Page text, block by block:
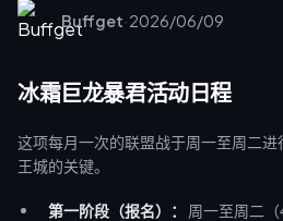
(https://buffget.com/goods/
利用地区定价优势节省 20-35% 的费
“至高暴君”的头衔。
Buffget·2026/06/09
冰霜巨龙暴君活动日程
这项每月一次的联盟战于周一至周二
王城的关键。
第一阶段（报名）：
周一至周二（